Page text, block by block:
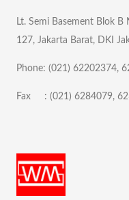
Lt. Semi Basement Blok
127, Jakarta Barat, DKI
Phone: (021) 62202374,
Fax : (021) 6284079,